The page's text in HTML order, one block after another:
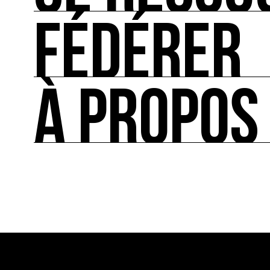
SE RESSOURCER
Les ressources théoriques et inspirantes sur
FÉDÉRER
FÉDÉRER
Le répertoire des acteurs de l’écologie
À PROPOS